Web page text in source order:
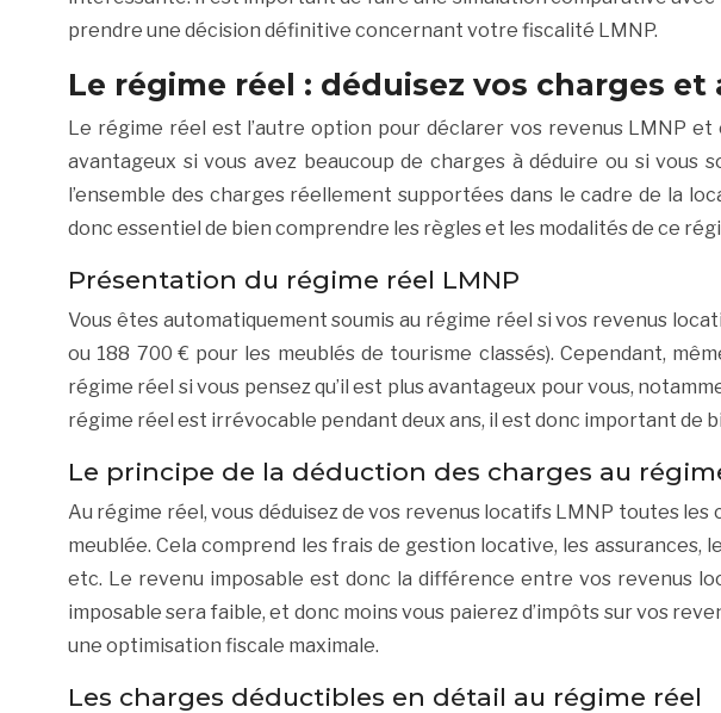
prendre une décision définitive concernant votre fiscalité LMNP.
Le régime réel : déduisez vos charges
Le régime réel est l’autre option pour déclarer vos revenus LMNP
avantageux si vous avez beaucoup de charges à déduire ou si
l’ensemble des charges réellement supportées dans le cadre de la
donc essentiel de bien comprendre les règles et les modalités de ce
Présentation du régime réel LMNP
Vous êtes automatiquement soumis au régime réel si vos revenus
ou 188 700 € pour les meublés de tourisme classés). Cependant,
régime réel si vous pensez qu’il est plus avantageux pour vous,
régime réel est irrévocable pendant deux ans, il est donc important de
Le principe de la déduction des charges au
Au régime réel, vous déduisez de vos revenus locatifs LMNP toutes
meublée. Cela comprend les frais de gestion locative, les
etc. Le revenu imposable est donc la différence entre vos revenus
imposable sera faible, et donc moins vous paierez d’impôts sur vos
une optimisation fiscale maximale.
Les charges déductibles en détail au régime réel